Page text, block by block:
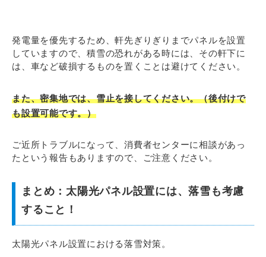
発電量を優先するため、軒先ぎりぎりまでパネルを設置
していますので、積雪の恐れがある時には、その軒下に
は、車など破損するものを置くことは避けてください。
また、密集地では、雪止を接してください。（後付けで
も設置可能です。）
ご近所トラブルになって、消費者センターに相談があっ
たという報告もありますので、ご注意ください。
まとめ：太陽光パネル設置には、落雪も考慮
すること！
太陽光パネル設置における落雪対策。